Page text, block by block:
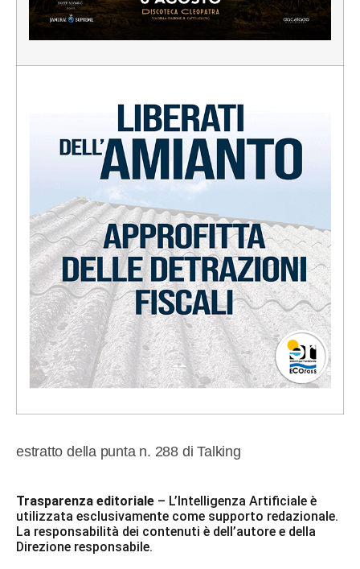
estratto della punta n. 288 di Talking
Trasparenza editoriale – L’Intelligenza Artificiale è
utilizzata esclusivamente come supporto redazionale.
La responsabilità dei contenuti è dell’autore e della
Direzione responsabile.